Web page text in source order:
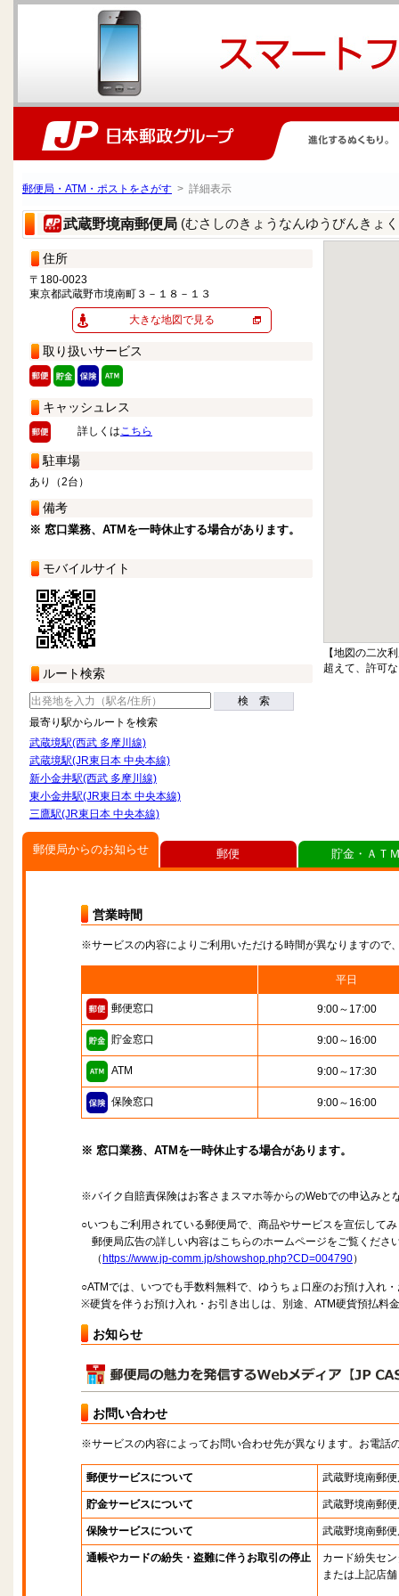
郵便局・ATM・ポストをさがす > 詳細表示
武蔵野境南郵便局 (むさしのきょうなんゆうびんきょ
住所
〒180-0023
東京都武蔵野市境南町３－１８－１３
大きな地図で見る
取り扱いサービス
キャッシュレス
詳しくはこちら
駐車場
あり（2台）
備考
※ 窓口業務、ATMを一時休止する場合があります。
モバイルサイト
ルート検索
検 索
最寄り駅からルートを検索
武蔵境駅(西武 多摩川線)
武蔵境駅(JR東日本 中央本線)
新小金井駅(西武 多摩川線)
東小金井駅(JR東日本 中央本線)
三鷹駅(JR東日本 中央本線)
【地図の二次
超えて、許可
郵便局からのお知らせ
営業時間
※サービスの内容によりご利用いただける時間が異なりますので
平日
郵便窓口 9:00～17:00
貯金窓口 9:00～16:00
ATM 9:00～17:30
保険窓口 9:00～16:00
※ 窓口業務、ATMを一時休止する場合があります。
※バイク自賠責保険はお客さまスマホ等からのWebでの申込みと
○いつもご利用されている郵便局で、商品やサービスを宣伝して
郵便局広告の詳しい内容はこちらのホームページをご覧くださ
（ https://www.jp-comm.jp/showshop.php?CD=004790）
○ATMでは、いつでも手数料無料で、ゆうちょ口座のお預け入れ
※硬貨を伴うお預け入れ・お引き出しは、別途、ATM硬貨預払料
お知らせ
お問い合わせ
※サービスの内容によってお問い合わせ先が異なります。お電話
郵便サービスについて 武蔵野境南郵
貯金サービスについて 武蔵野境南郵
保険サービスについて 武蔵野境南郵
通帳やカードの紛失・盗難に伴うお取引の停止
カード紛失セ
または上記店舗
郵便 貯金・ＡＴ